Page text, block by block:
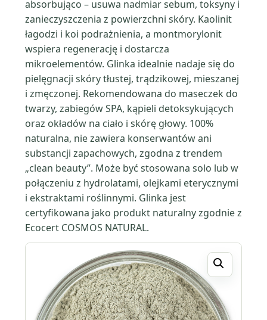
absorbująco – usuwa nadmiar sebum, toksyny i
zanieczyszczenia z powierzchni skóry. Kaolinit
łagodzi i koi podrażnienia, a montmorylonit
wspiera regenerację i dostarcza
mikroelementów. Glinka idealnie nadaje się do
pielęgnacji skóry tłustej, trądzikowej, mieszanej
i zmęczonej. Rekomendowana do maseczek do
twarzy, zabiegów SPA, kąpieli detoksykujących
oraz okładów na ciało i skórę głowy. 100%
naturalna, nie zawiera konserwantów ani
substancji zapachowych, zgodna z trendem
„clean beauty”. Może być stosowana solo lub w
połączeniu z hydrolatami, olejkami eterycznymi
i ekstraktami roślinnymi. Glinka jest
certyfikowana jako produkt naturalny zgodnie z
Ecocert COSMOS NATURAL.